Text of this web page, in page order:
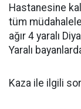
Hastanesine
tüm
ağır 4 yaralı
Yaralı
Kaza ile ilgili